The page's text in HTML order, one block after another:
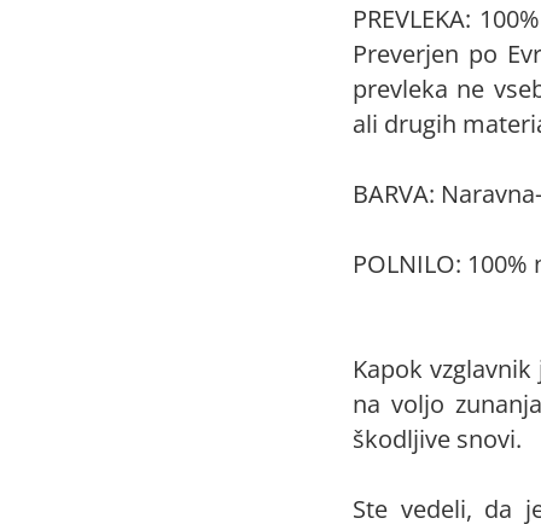
PREVLEKA:
Preverjen po
prevleka ne
ali drugih
BARVA:
POLNILO:
Kapok
na voljo
škodljive snovi.
Ste vedeli, da